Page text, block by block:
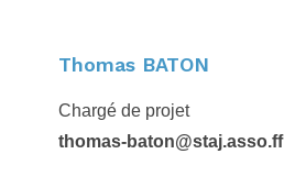
Thomas BATON
Chargé de projet
thomas-baton@staj.asso.ff